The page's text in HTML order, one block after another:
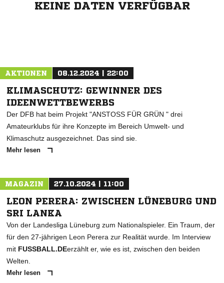
KEINE DATEN VERFÜGBAR
AKTIONEN 08.12.2024 | 22:00
KLIMASCHUTZ: GEWINNER DES
IDEENWETTBEWERBS
Der DFB hat beim Projekt "ANSTOSS FÜR GRÜN " drei
Amateurklubs für ihre Konzepte im Bereich Umwelt- und
Klimaschutz ausgezeichnet. Das sind sie.
Mehr lesen
MAGAZIN 27.10.2024 | 11:00
LEON PERERA: ZWISCHEN LÜNEBURG UND
SRI LANKA
Von der Landesliga Lüneburg zum Nationalspieler. Ein Traum, der
für den 27-jährigen Leon Perera zur Realität wurde. Im Interview
mit FUSSBALL.DEerzählt er, wie es ist, zwischen den beiden
Welten.
Mehr lesen